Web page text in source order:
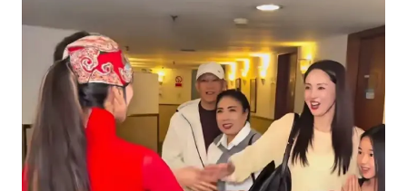
东方甄选被判赔偿江小白30万元
奋进开新局 实干挑大梁